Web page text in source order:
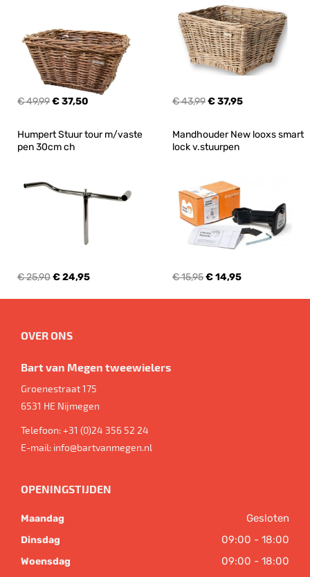
€ 49,99€ 37,50 € 43,99€ 37,95
Humpert Stuur tour m/vaste
pen 30cm ch
€ 25,90€ 24,95
Mandhouder New looxs smart
lock v.stuurpen
€ 15,95€ 14,95
OVER ONS
Bart van Megen tweewielers
Groenestraat 175
6531 HE Nijmegen
Telefoon:+31 (0)24 356 52 24
E-mail: info@bartvanmegen.nl
OPENINGSTIJDEN
Maandag Gesloten
Dinsdag 09:00 - 18:00
Woensdag
09:00 - 18:00